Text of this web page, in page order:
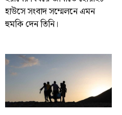
হাউসে সংবাদ সম্মেলনে এমন
হুমকি দেন তিনি।